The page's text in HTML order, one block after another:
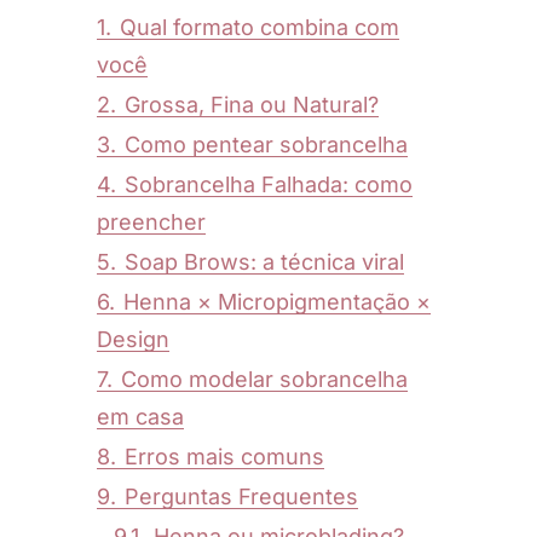
1. Qual formato combina com
você
2. Grossa, Fina ou Natural?
3. Como pentear sobrancelha
4. Sobrancelha Falhada: como
preencher
5. Soap Brows: a técnica viral
6. Henna × Micropigmentação ×
Design
7. Como modelar sobrancelha
em casa
8. Erros mais comuns
9. Perguntas Frequentes